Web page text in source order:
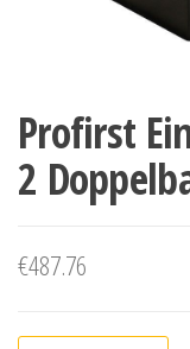
Profirst
2
€487.76